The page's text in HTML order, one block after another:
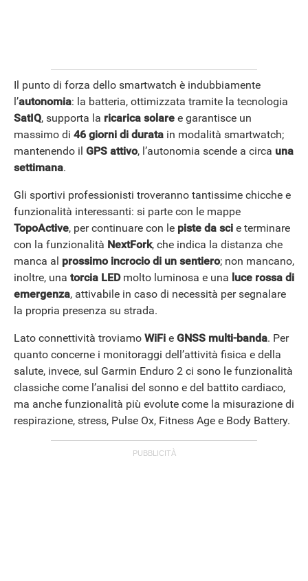
ANDROID
Il punto di forza dello smartwatch è indubbiamente
l’autonomia: la batteria, ottimizzata tramite la tecnologia
SatIQ, supporta la ricarica solare e garantisce un
massimo di 46 giorni di durata in modalità smartwatch;
mantenendo il GPS attivo, l’autonomia scende a circa una
settimana.
Gli sportivi professionisti troveranno tantissime chicche e
funzionalità interessanti: si parte con le mappe
TopoActive, per continuare con le piste da sci e terminare
con la funzionalità NextFork, che indica la distanza che
manca al prossimo incrocio di un sentiero; non mancano,
inoltre, una torcia LEDmolto luminosa e una luce rossa di
emergenza, attivabile in caso di necessità per segnalare
la propria presenza su strada.
Lato connettività troviamo WiFi e GNSS multi-banda. Per
quanto concerne i monitoraggi dell’attività fisica e della
salute, invece, sul Garmin Enduro 2 ci sono le funzionalità
classiche come l’analisi del sonno e del battito cardiaco,
ma anche funzionalità più evolute come la misurazione di
respirazione, stress, Pulse Ox, Fitness Age e Body Battery.